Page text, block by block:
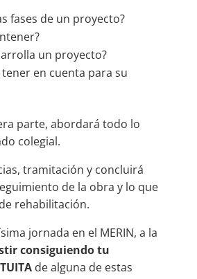
fases de un proyecto?
un proyecto?
tener en cuenta para su
parte, abordará todo lo
colegial.
tramitación y concluirá
de la obra y lo que
rehabilitación.
jornada en el MERIN, a la
consiguiendo tu
de alguna de estas